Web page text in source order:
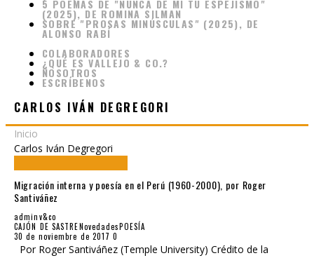
5 POEMAS DE "NUNCA DE MÍ TU ESPEJISMO"
(2025), DE ROMINA SILMAN
SOBRE "PROSAS MINÚSCULAS" (2025), DE
ALONSO RABÍ
COLABORADORES
¿QUÉ ES VALLEJO & CO.?
NOSOTROS
ESCRÍBENOS
CARLOS IVÁN DEGREGORI
Inicio
Carlos Iván Degregori
Migración interna y poesía en el Perú (1960-2000), por Roger
Santiváñez
adminv&co
CAJÓN DE SASTRENovedadesPOESÍA
30 de noviembre de 2017 0
Por Roger Santiváñez (Temple University) Crédito de la